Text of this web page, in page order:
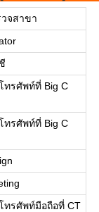
วจสาขา
ทรศัพท์ที่ Big C
ทรศัพท์ที่ Big C
ทรศัพท์มือถือที่ CT